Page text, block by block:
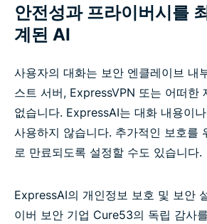
안전성과 프라이버시를
계된 AI
사용자의 대화는 보안 엔클레이브 내
스트 서버, ExpressVPN 또는 어떠한
없습니다. ExpressAI는 대화 내용이
사용하지 않습니다. 추가적인 보호를
로 만료되도록 설정할 수도 있습니다.
ExpressAI의 개인정보 보호 및 보안
이버 보안 기업 Cure53의 독립 감사